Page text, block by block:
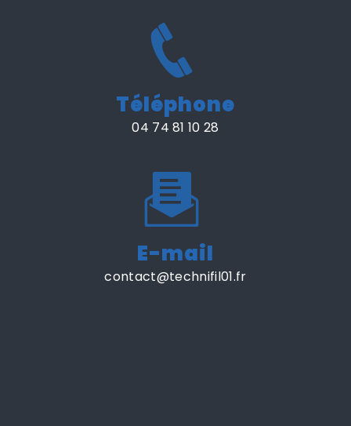
Téléphone
04 74 81 10 28
E-mail
contact@technifil01.fr